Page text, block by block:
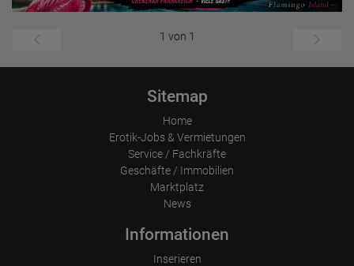
1 von 1
Sitemap
Home
Erotik-Jobs & Vermietungen
Service / Fachkräfte
Geschäfte / Immobilien
Marktplatz
News
Informationen
Inserieren